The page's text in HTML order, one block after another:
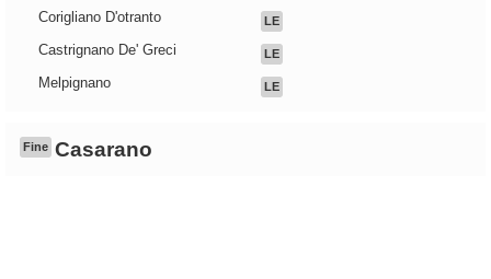
Corigliano D'otranto LE
Castrignano De' Greci LE
Melpignano LE
Fine Casarano